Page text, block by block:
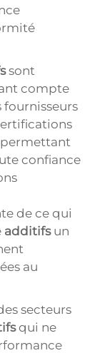
sont
compte
fournisseurs
confiance
de ce qui
additifs un
au
secteurs
qui ne